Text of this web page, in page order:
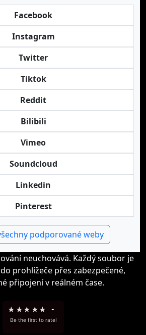
Facebook
Instagram
Twitter
Tiktok
Reddit
Bilibili
Vimeo
Soundcloud
Linkedin
Pinterest
podporované weby
neuchovává. Každý soubor je
prohlížeče přes zabezpečené,
připojení v reálném čase.
★ ★★ ★★ -
Be the first to rate!